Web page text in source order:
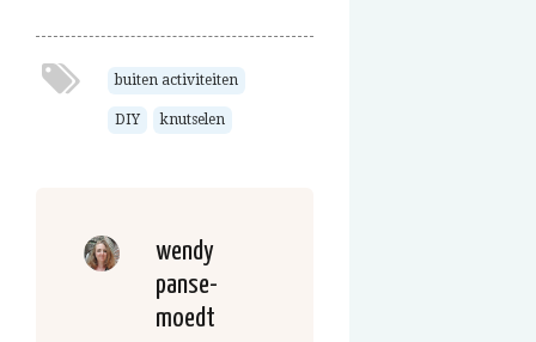
buiten activiteiten
DIY knutselen
wendy
panse-
moedt